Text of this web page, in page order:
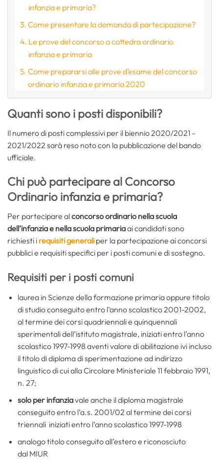
infanzia e primaria?
Come presentare la domanda di partecipazione?
Le prove del concorso a cattedra ordinario
infanzia e primaria
Come prepararsi alle prove d’esame del concorso
ordinario infanzia e primaria 2020
Quanti sono i posti disponibili?
Il numero di posti complessivi per il biennio 2020/2021 –
2021/2022 sarà reso noto con la pubblicazione del bando
ufficiale.
Chi può partecipare al Concorso
Ordinario infanzia e primaria?
Per partecipare alconcorso ordinario nella scuola
dell’infanzia e nella scuola primariaai candidati sono
richiesti i requisiti generali per la partecipazione ai concorsi
pubblici e requisiti specifici per i posti comuni e di sostegno.
Requisiti per i posti comuni
laurea in Scienze della formazione primaria oppure titolo
di studio conseguito entro l’anno scolastico 2001-2002,
al termine dei corsi quadriennali e quinquennali
sperimentali dell’istituto magistrale, iniziati entro l’anno
scolastico 1997-1998 aventi valore di abilitazione ivi incluso
il titolo di diploma di sperimentazione ad indirizzo
linguistico di cui alla Circolare Ministeriale 11 febbraio 1991,
n. 27;
solo per infanziavale anche il diploma magistrale
conseguito entro l’a.s. 2001/02 al termine dei corsi
triennali iniziati entro l’anno scolastico 1997-1998
analogo titolo conseguito all’estero e riconosciuto
dal MIUR